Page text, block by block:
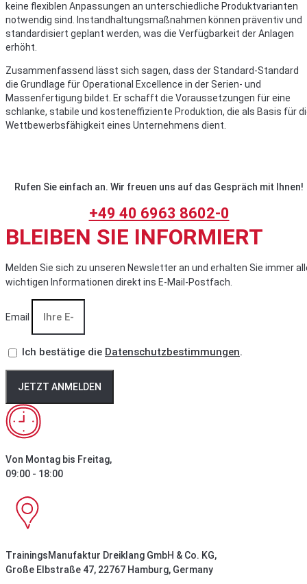
keine flexiblen Anpassungen an unterschiedliche Produktvarianten
notwendig sind. Instandhaltungsmaßnahmen können präventiv und
standardisiert geplant werden, was die Verfügbarkeit der Anlagen
erhöht.
Zusammenfassend lässt sich sagen, dass der Standard-Standard
die Grundlage für Operational Excellence in der Serien- und
Massenfertigung bildet. Er schafft die Voraussetzungen für eine
schlanke, stabile und kosteneffiziente Produktion, die als Basis für
Wettbewerbsfähigkeit eines Unternehmens dient.
Rufen Sie einfach an. Wir freuen uns auf das Gespräch mit Ihnen!
+49 40 6963 8602-0
BLEIBEN SIE INFORMIERT
Melden Sie sich zu unseren Newsletter an und erhalten Sie immer
wichtigen Informationen direkt ins E-Mail-Postfach.
Email
Ich bestätige die Datenschutzbestimmungen.
JETZT ANMELDEN
Von Montag bis Freitag,
09:00 - 18:00
TrainingsManufaktur Dreiklang GmbH & Co. KG,
Große Elbstraße 47, 22767 Hamburg, Germany